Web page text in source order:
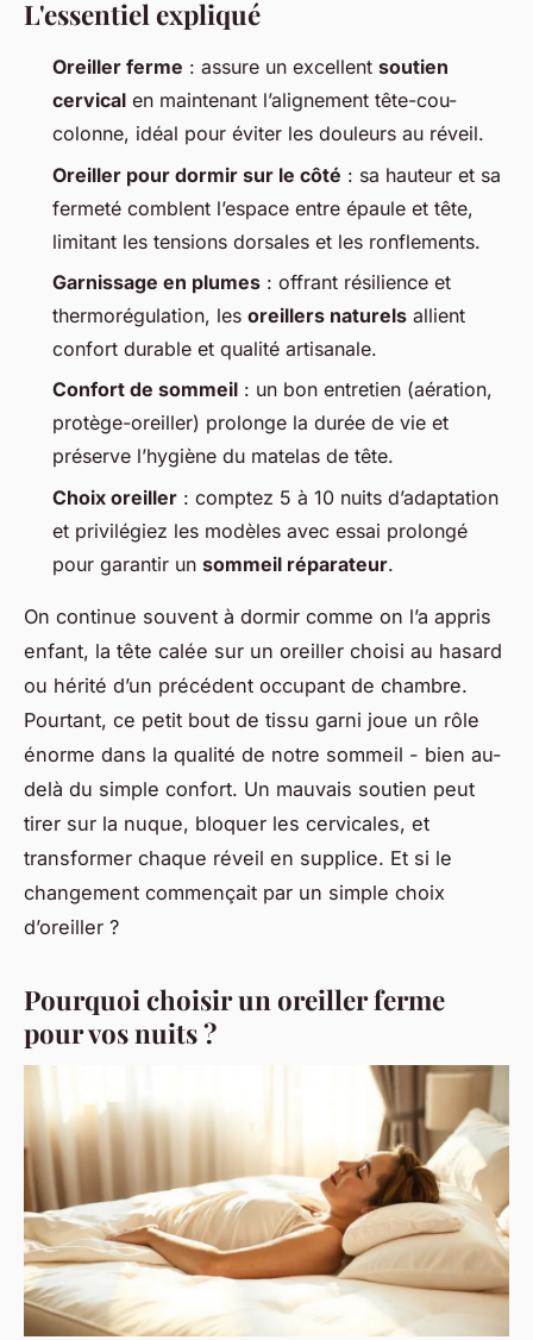
L'essentiel expliqué
Oreiller ferme : assure un excellent soutien
cervical en maintenant l’alignement tête-cou-
colonne, idéal pour éviter les douleurs au réveil.
Oreiller pour dormir sur le côté : sa hauteur et sa
fermeté comblent l’espace entre épaule et tête,
limitant les tensions dorsales et les ronflements.
Garnissage en plumes : offrant résilience et
thermorégulation, les oreillers naturels allient
confort durable et qualité artisanale.
Confort de sommeil : un bon entretien (aération,
protège-oreiller) prolonge la durée de vie et
préserve l’hygiène du matelas de tête.
Choix oreiller : comptez 5 à 10 nuits d’adaptation
et privilégiez les modèles avec essai prolongé
pour garantir un sommeil réparateur.
On continue souvent à dormir comme on l’a appris
enfant, la tête calée sur un oreiller choisi au hasard
ou hérité d’un précédent occupant de chambre.
Pourtant, ce petit bout de tissu garni joue un rôle
énorme dans la qualité de notre sommeil - bien au-
delà du simple confort. Un mauvais soutien peut
tirer sur la nuque, bloquer les cervicales, et
transformer chaque réveil en supplice. Et si le
changement commençait par un simple choix
d’oreiller ?
Pourquoi choisir un oreiller ferme
pour vos nuits ?